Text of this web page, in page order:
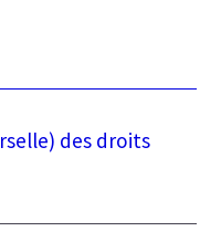
des droits